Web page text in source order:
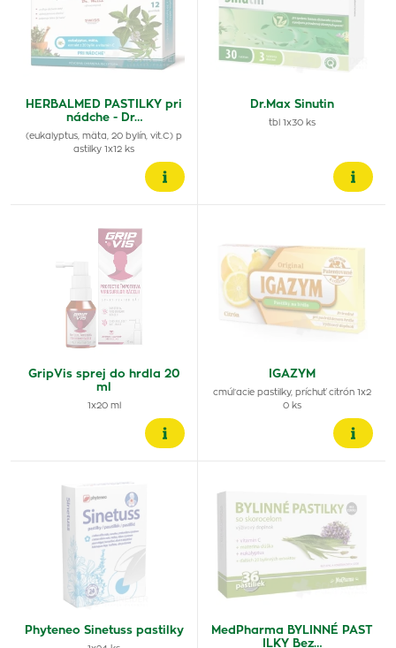
HERBALMED PASTILKY pri
nádche - Dr…
(eukalyptus, mäta, 20 bylín, vit.C) p
astilky 1x12 ks
Dr.Max Sinutin
tbl 1x30 ks
GripVis sprej do hrdla 20
ml
1x20 ml
IGAZYM
cmúľacie pastilky, príchuť citrón 1x2
0 ks
Phyteneo Sinetuss pastilky
MedPharma BYLINNÉ PAST
ILKY Bez…